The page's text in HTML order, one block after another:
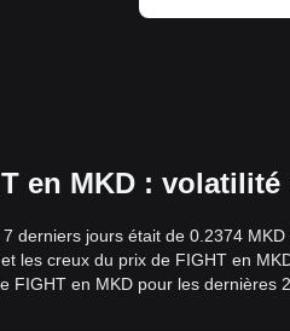
en MKD :
derniers jours était de 0.2374
les creux du prix de FIGHT en
FIGHT en MKD pour les dernières